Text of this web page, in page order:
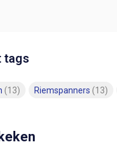
tags
(13) Riemspanners (13)